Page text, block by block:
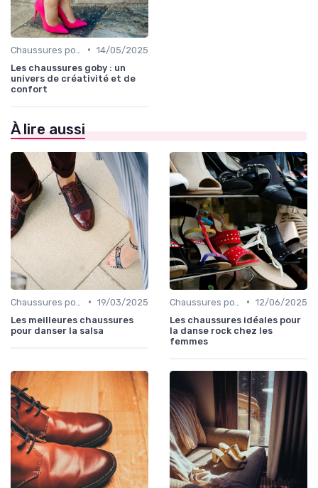
• 14/05/2025
Les chaussures goby : un
univers de créativité et de
confort
À lire aussi
• 19/03/2025
Les meilleures chaussures
pour danser la salsa
• 12/06/2025
Les chaussures idéales pour
la danse rock chez les
femmes